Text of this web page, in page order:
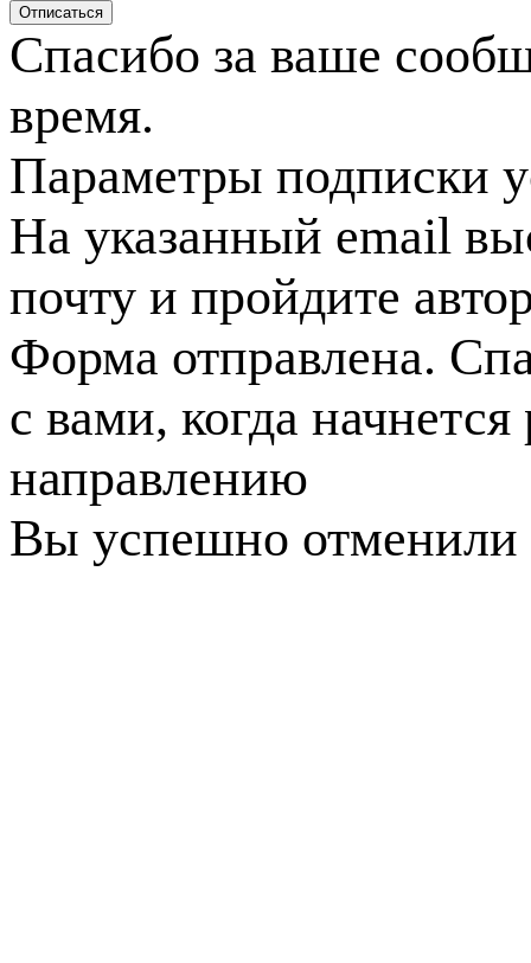
Спасибо за ваше
время.
Параметры подписки
На указанный email
почту и пройдите
Форма отправлена.
с вами, когда
направлению
Вы успешно отменили